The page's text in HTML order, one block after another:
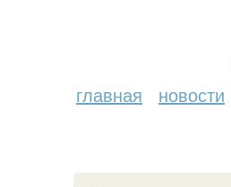
главная новости